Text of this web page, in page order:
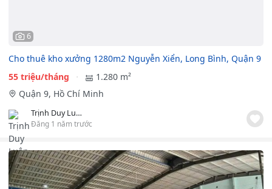
6
Cho thuê kho xưởng 1280m2 Nguyễn Xiển, Long Bình, Quận 9
55 triệu/tháng
1.280 m²
Quận 9, Hồ Chí Minh
Trịnh Duy Luân TTB LAND
Đăng 1 năm trước